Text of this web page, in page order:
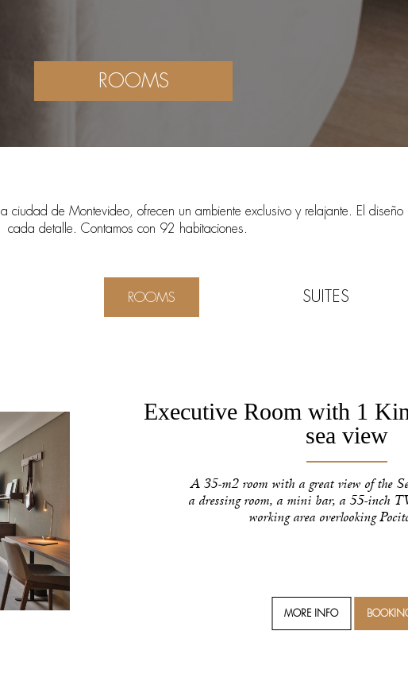
ROOMS
de Montevideo, ofrecen un ambiente exclusivo y relajante. El
cada detalle. Contamos con 92 habitaciones.
ROOMS SUITES
Executive Room with 1
sea view
A 35-m2 room with a great view of the
a dressing room, a mini bar, a 55-inch
working area overlooking
MORE INFO